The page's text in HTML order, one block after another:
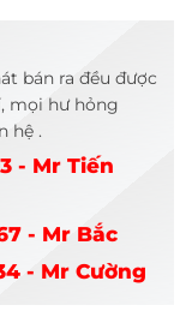
bán ra đều được
mọi hư hỏng
hệ .
- Mr Tiến
- Mr Bắc
- Mr Cường